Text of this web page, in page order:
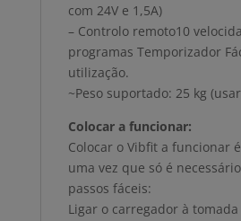
com 24V e 1,5A)
– Controlo remoto10
programas Temporizador
utilização.
~Peso suportado: 25 kg
Colocar a funcionar:
Colocar o Vibfit a funcionar
uma vez que só é
passos fáceis:
Ligar o carregador à tomada